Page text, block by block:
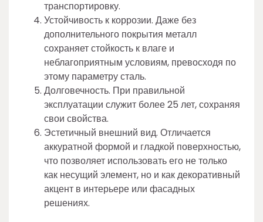
транспортировку.
Устойчивость к коррозии. Даже без
дополнительного покрытия металл
сохраняет стойкость к влаге и
неблагоприятным условиям, превосходя по
этому параметру сталь.
Долговечность. При правильной
эксплуатации служит более 25 лет, сохраняя
свои свойства.
Эстетичный внешний вид. Отличается
аккуратной формой и гладкой поверхностью,
что позволяет использовать его не только
как несущий элемент, но и как декоративный
акцент в интерьере или фасадных
решениях.